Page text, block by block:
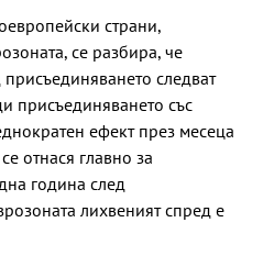
страни,
се разбира, че
следват
присъединяването със
ефект през месеца
отнася главно за
година след
лихвеният спред е